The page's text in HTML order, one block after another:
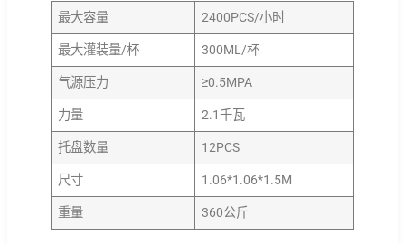
最大容量 2400PCS/小时
最大灌装量/杯 300ML/杯
气源压力 ≥0.5MPA
力量 2.1千瓦
托盘数量 12PCS
尺寸 1.06*1.06*1.5M
重量 360公斤